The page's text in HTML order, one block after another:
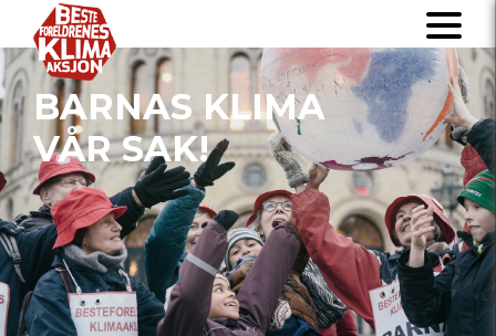
BARNAS KLIMA
VÅR SAK!